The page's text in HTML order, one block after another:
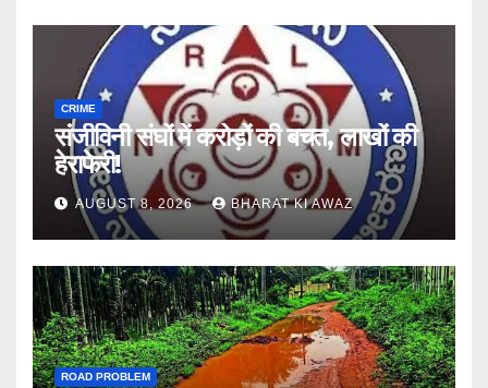
CRIME
संजीविनी संघों में करोड़ों की बचत, लाखों की
हेराफेरी!
AUGUST 8, 2026 BHARAT KI AWAZ
ROAD PROBLEM